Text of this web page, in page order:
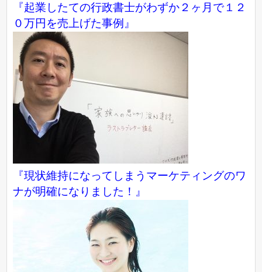
『起業したての行政書士がわずか２ヶ月で１２
０万円を売上げた事例』
『現状維持になってしまうマーケティングのワ
ナが明確になりました！』